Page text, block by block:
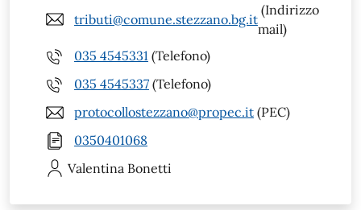
tributi@comune.stezzano.bg.it
(Indirizzo
mail)
035 4545331 (Telefono)
035 4545337 (Telefono)
protocollostezzano@propec.it (PEC)
0350401068
Valentina Bonetti